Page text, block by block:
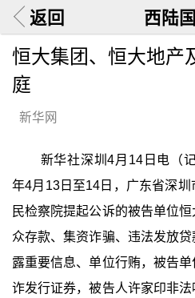
返回 西陆
恒大集团、恒大地产
庭
新华网
新华社深圳4月14日电（
年4月13日至14日，广东省深
民检察院提起公诉的被告单位
众存款、集资诈骗、违法发放
露重要信息、单位行贿，被告
诈发行证券，被告人许家印非法